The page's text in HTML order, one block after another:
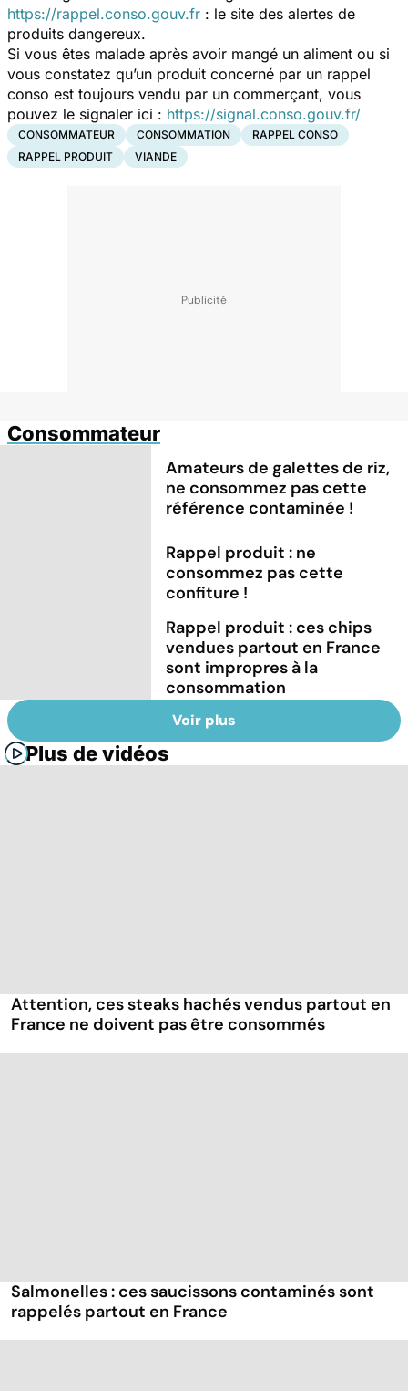
https://rappel.conso.gouv.fr : le site des alertes de
produits dangereux.
Si vous êtes malade après avoir mangé un aliment ou si
vous constatez qu’un produit concerné par un rappel
conso est toujours vendu par un commerçant, vous
pouvez le signaler ici : https://signal.conso.gouv.fr/
CONSOMMATEUR CONSOMMATION
RAPPEL CONSO
RAPPEL PRODUIT
VIANDE
Consommateur
Amateurs de galettes de riz,
ne consommez pas cette
référence contaminée !
Rappel produit : ne
consommez pas cette
confiture !
Rappel produit : ces chips
vendues partout en France
sont impropres à la
consommation
Voir plus
Plus de vidéos
Attention, ces steaks hachés vendus partout en
France ne doivent pas être consommés
Salmonelles : ces saucissons contaminés sont
rappelés partout en France